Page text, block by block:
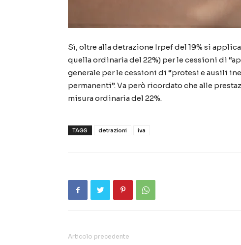
Sì, oltre alla detrazione Irpef del 19% si
quella ordinaria del 22%) per le cessioni di
generale per le cessioni di “protesi e ausili
permanenti”. Va però ricordato che alle
misura ordinaria del 22%.
TAGS detrazioni iva
Articolo precedente